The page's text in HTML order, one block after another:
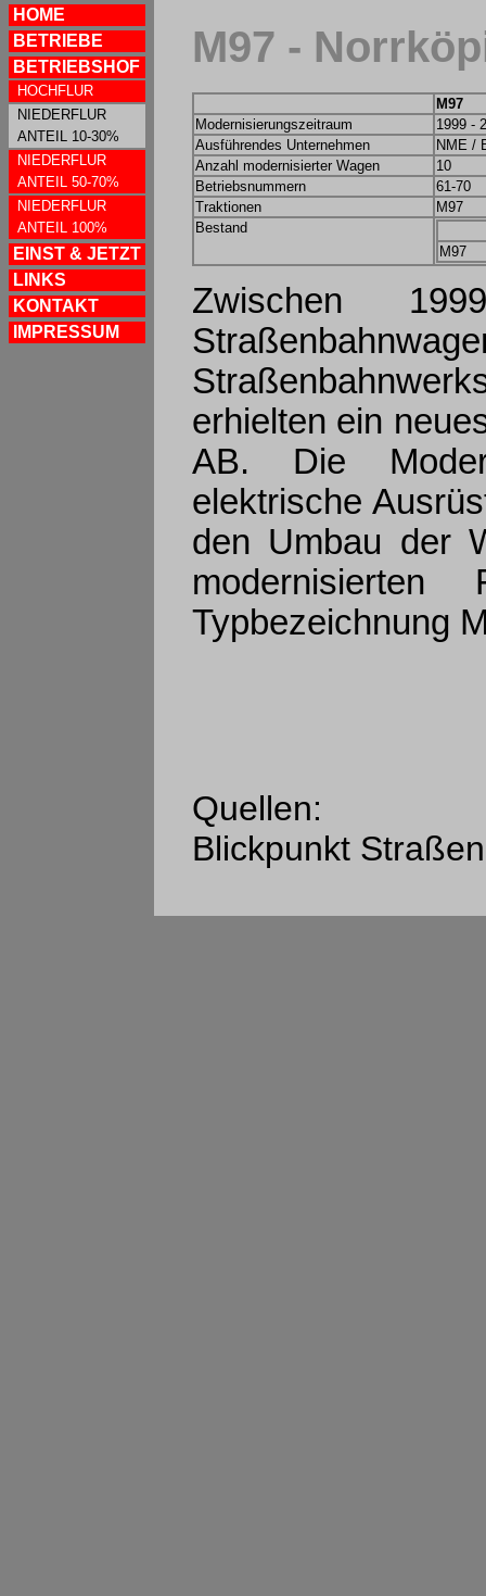
HOME
BETRIEBE
BETRIEBSHOF
HOCHFLUR
NIEDERFLUR
ANTEIL 10-30%
NIEDERFLUR
ANTEIL 50-70%
NIEDERFLUR
ANTEIL 100%
EINST & JETZT
LINKS
KONTAKT
IMPRESSUM
M97 -
M97
Modernisierungszeitraum
1999 -
Ausführendes Unternehmen
NME /
Anzahl modernisierter Wagen
10
Betriebsnummern
61-70
Traktionen
M97
Bestand
M97
Zwischen
erhielten ein
AB. Die
elektrische
den Umbau der
Typbezeichnung
Quellen:
Blickpunkt